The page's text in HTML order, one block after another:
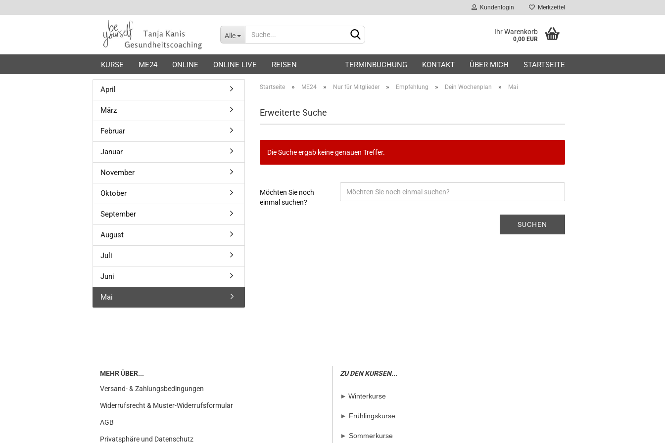
Kundenlogin Merkzettel
Alle Ihr Warenkorb
0,00 EUR
KURSE ME24 ONLINE ONLINE LIVE REISEN TERMINBUCHUNG KONTAKT ÜBER MICH STARTSEITE
Startseite » ME24 » Nur für Mitglieder » Empfehlung » Dein Wochenplan » Mai
Erweiterte Suche
Die Suche ergab keine genauen Treffer.
Möchten Sie noch
einmal suchen?
SUCHEN
April
März
Februar
Januar
November
Oktober
September
August
Juli
Juni
Mai
MEHR ÜBER...
Versand- & Zahlungsbedingungen
Widerrufsrecht & Muster-Widerrufsformular
AGB
Privatsphäre und Datenschutz
ZU DEN KURSEN...
► Winterkurse
► Frühlingskurse
► Sommerkurse